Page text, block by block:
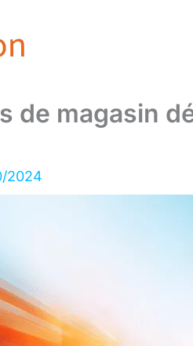
de magasin
2024